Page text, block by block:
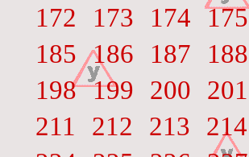
172
173 174 175
185 186 187 188
198 199 200 201
211
212 213 214